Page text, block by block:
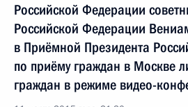
Российской Федерации
Российской Федерации
в Приёмной Президента
по приёму граждан в Москве
граждан в режиме видео-